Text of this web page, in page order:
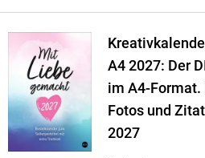
A4 2027: Der
im A4-Format.
Fotos und
2027